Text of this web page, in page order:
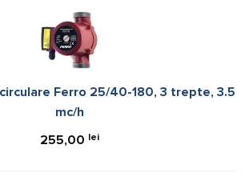
recirculare
Ferro
25/40-
3
trepte,
Ferro 25/40-180, 3 trepte, 3.5
mc/h
255,00 lei